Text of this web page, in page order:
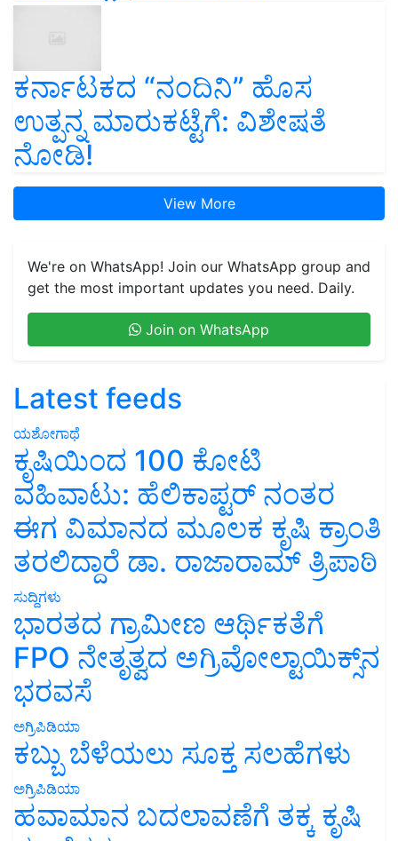
ಕರ್ನಾಟಕದ “ನಂದಿನಿ” ಹೊಸ
ಉತ್ಪನ್ನ ಮಾರುಕಟ್ಟೆಗೆ: ವಿಶೇಷತೆ
ನೋಡಿ!
View More
We're on WhatsApp! Join our WhatsApp group and
get the most important updates you need. Daily.
Join on WhatsApp
Latest feeds
ಯಶೋಗಾಥೆ
ಕೃಷಿಯಿಂದ 100 ಕೋಟಿ
ವಹಿವಾಟು: ಹೆಲಿಕಾಪ್ಟರ್ ನಂತರ
ಈಗ ವಿಮಾನದ ಮೂಲಕ ಕೃಷಿ ಕ್ರಾಂತಿ
ತರಲಿದ್ದಾರೆ ಡಾ. ರಾಜಾರಾಮ್ ತ್ರಿಪಾಠಿ
ಸುದ್ದಿಗಳು
ಭಾರತದ ಗ್ರಾಮೀಣ ಆರ್ಥಿಕತೆಗೆ
FPO ನೇತೃತ್ವದ ಅಗ್ರಿವೋಲ್ಟಾಯಿಕ್ಸ್‌ನ
ಭರವಸೆ
ಅಗ್ರಿಪಿಡಿಯಾ
ಕಬ್ಬು ಬೆಳೆಯಲು ಸೂಕ್ತ ಸಲಹೆಗಳು
ಅಗ್ರಿಪಿಡಿಯಾ
ಹವಾಮಾನ ಬದಲಾವಣೆಗೆ ತಕ್ಕ ಕೃಷಿ